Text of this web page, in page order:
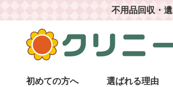
不用品回収・
初めての方へ 選ばれる理由